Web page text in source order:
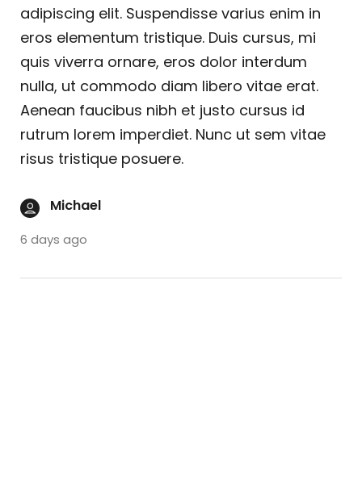
adipiscing elit. Suspendisse varius enim in
eros elementum tristique. Duis cursus, mi
quis viverra ornare, eros dolor interdum
nulla, ut commodo diam libero vitae erat.
Aenean faucibus nibh et justo cursus id
rutrum lorem imperdiet. Nunc ut sem vitae
risus tristique posuere.
Michael
6 days ago